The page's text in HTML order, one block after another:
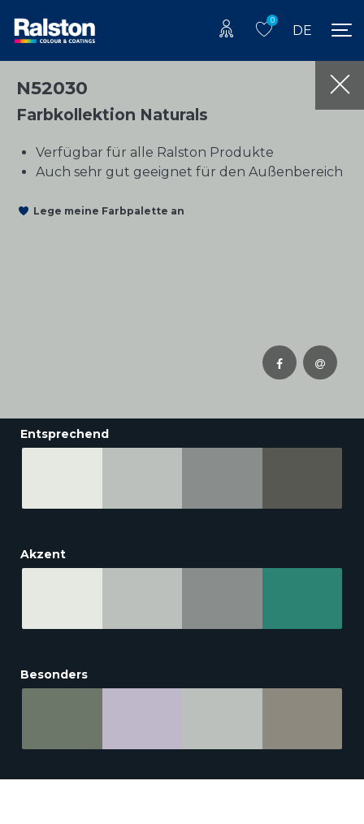
0
DE
N52030
Farbkollektion Naturals
Verfügbar für alle Ralston Produkte
Auch sehr gut geeignet für den Außenbereich
Lege meine Farbpalette an
Entsprechend
Akzent
Besonders